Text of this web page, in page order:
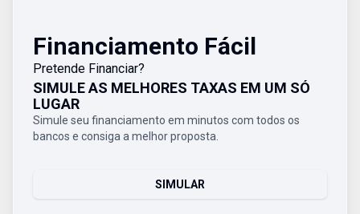
Financiamento Fácil
Pretende Financiar?
SIMULE AS MELHORES TAXAS EM UM SÓ
LUGAR
Simule seu financiamento em minutos com todos os
bancos e consiga a melhor proposta.
SIMULAR